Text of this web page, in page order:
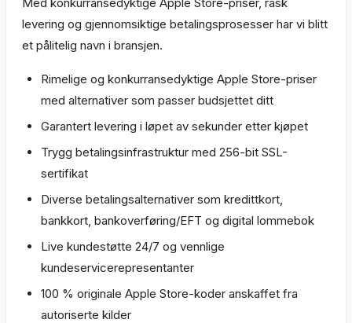
levering og gjennomsiktige betalingsprosesser har vi blitt
et pålitelig navn i bransjen.
Rimelige og konkurransedyktige Apple Store-priser
med alternativer som passer budsjettet ditt
Garantert levering i løpet av sekunder etter kjøpet
Trygg betalingsinfrastruktur med 256-bit SSL-
sertifikat
Diverse betalingsalternativer som kredittkort,
bankkort, bankoverføring/EFT og digital lommebok
Live kundestøtte 24/7 og vennlige
kundeservicerepresentanter
100 % originale Apple Store-koder anskaffet fra
autoriserte kilder